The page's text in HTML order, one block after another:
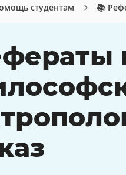
студентам 📚